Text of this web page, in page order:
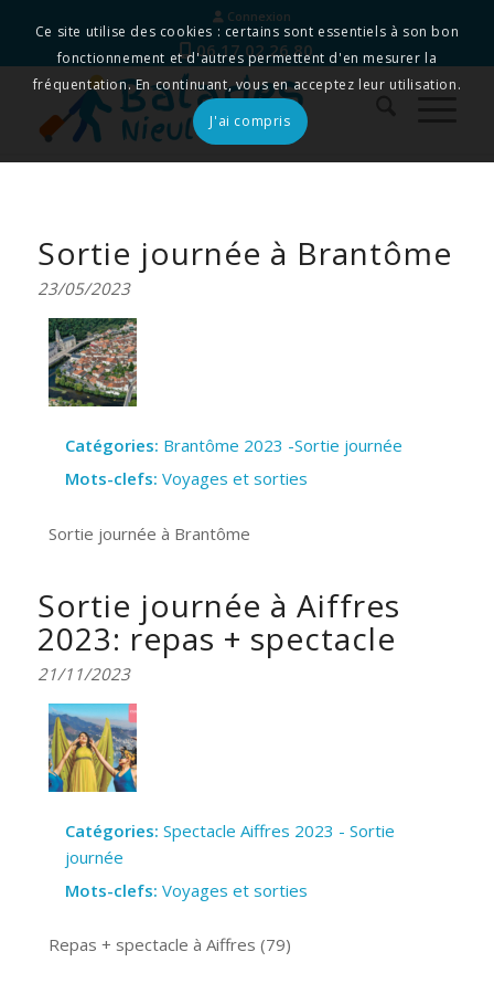
Connexion
06 17 02 26 80
Sortie journée à Brantôme
23/05/2023
Catégories: Brantôme 2023 -Sortie journée
Mots-clefs: Voyages et sorties
Sortie journée à Brantôme
Sortie journée à Aiffres
2023: repas + spectacle
21/11/2023
Catégories: Spectacle Aiffres 2023 - Sortie
journée
Mots-clefs: Voyages et sorties
Repas + spectacle à Aiffres (79)
Ce site utilise des cookies : certains sont essentiels à son bon
fonctionnement et d'autres permettent d'en mesurer la
fréquentation. En continuant, vous en acceptez leur utilisation.
J'ai compris